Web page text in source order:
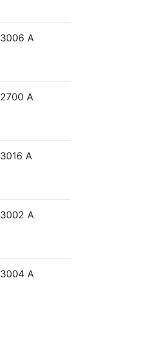
3006 A
2700 A
3016 A
3002 A
3004 A